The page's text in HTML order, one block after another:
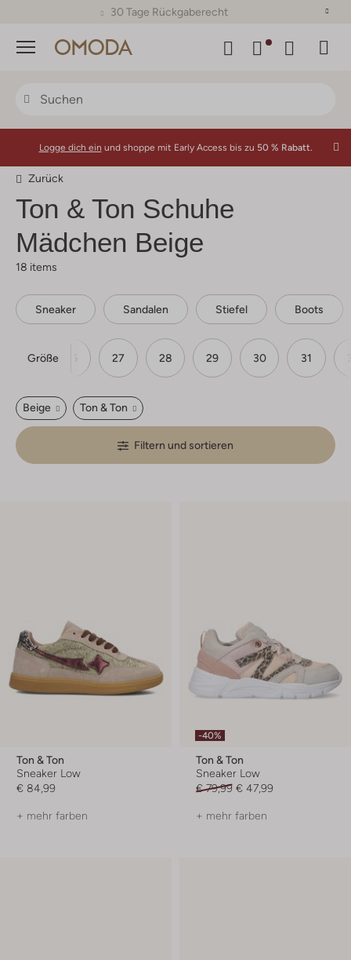
30 Tage Rückgaberecht
Menü
Logge dich ein und shoppe mit Early Access bis zu 50 % Rabatt.
Zurück
Ton & Ton Schuhe
Mädchen Beige
18 items
Sneaker Sandalen Stiefel Boots
Größe
25 26 27 28 29 30 31
Beige Ton & Ton
Filtern und sortieren
Ton & Ton
Sneaker Low
€ 84,99
+ mehr farben
-40%
Ton & Ton
Sneaker Low
€ 79,99 € 47,99
+ mehr farben